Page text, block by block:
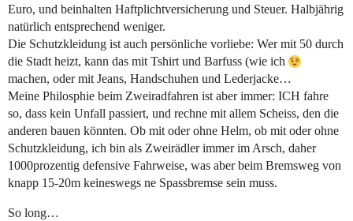
Euro, und beinhalten Haftplichtversicherung und Steuer. Halbjährig
natürlich entsprechend weniger.
Die Schutzkleidung ist auch persönliche vorliebe: Wer mit 50 durch
die Stadt heizt, kann das mit Tshirt und Barfuss (wie ich
machen, oder mit Jeans, Handschuhen und Lederjacke…
Meine Philosphie beim Zweiradfahren ist aber immer: ICH fahre
so, dass kein Unfall passiert, und rechne mit allem Scheiss, den die
anderen bauen könnten. Ob mit oder ohne Helm, ob mit oder ohne
Schutzkleidung, ich bin als Zweirädler immer im Arsch, daher
1000prozentig defensive Fahrweise, was aber beim Bremsweg von
knapp 15-20m keineswegs ne Spassbremse sein muss.
So long…